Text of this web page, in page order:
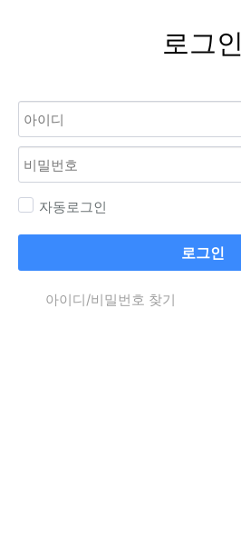
로그인
자동로그인
로그인
아이디/비밀번호 찾기